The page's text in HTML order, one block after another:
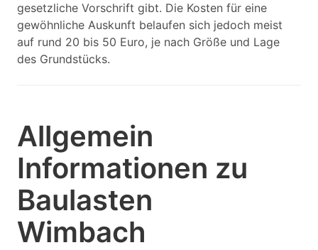
gesetzliche Vorschrift gibt. Die Kosten für eine
gewöhnliche Auskunft belaufen sich jedoch meist
auf rund 20 bis 50 Euro, je nach Größe und Lage
des Grundstücks.
Allgemein
Informationen zu
Baulasten
Wimbach